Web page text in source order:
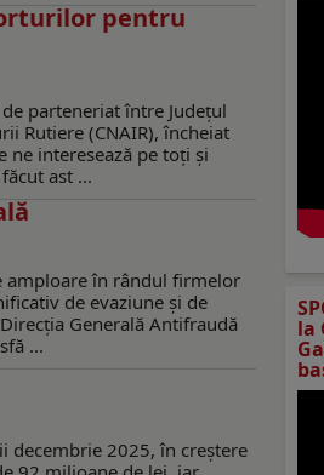
pentru
parteneriat între Județul
Rutiere (CNAIR), încheiat
ne interesează pe toți și
ast ...
amploare în rândul firmelor
de evaziune și de
Generală Antifraudă
...
decembrie 2025, în creștere
la